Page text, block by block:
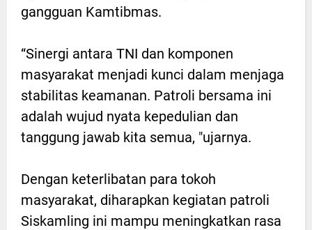
gangguan Kamtibmas.
“Sinergi antara TNI dan komponen
masyarakat menjadi kunci dalam menjaga
stabilitas keamanan. Patroli bersama ini
adalah wujud nyata kepedulian dan
tanggung jawab kita semua, "ujarnya.
Dengan keterlibatan para tokoh
masyarakat, diharapkan kegiatan patroli
Siskamling ini mampu meningkatkan rasa